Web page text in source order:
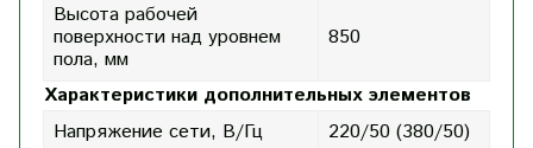
Высота рабочей
поверхности над уровнем
пола, мм
850
Характеристики дополнительных элементов
Напряжение сети, В/Гц
220/50 (380/50)